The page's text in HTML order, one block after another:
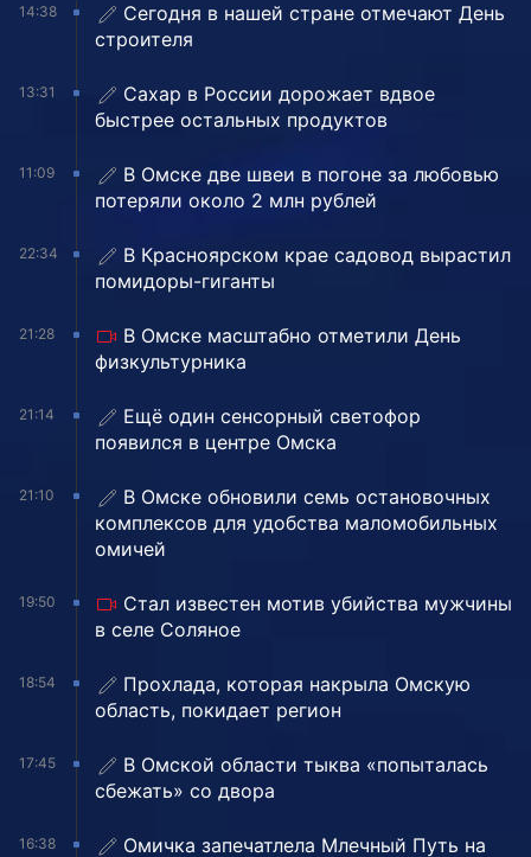
14:38
Сегодня в нашей стране отмечают День
строителя
13:31
Сахар в России дорожает вдвое
быстрее остальных продуктов
11:09
В Омске две швеи в погоне за любовью
потеряли около 2 млн рублей
22:34
В Красноярском крае садовод вырастил
помидоры-гиганты
21:28
В Омске масштабно отметили День
физкультурника
21:14
Ещё один сенсорный светофор
появился в центре Омска
21:10
В Омске обновили семь остановочных
комплексов для удобства маломобильных
омичей
19:50
Стал известен мотив убийства мужчины
в селе Соляное
18:54
Прохлада, которая накрыла Омскую
область, покидает регион
17:45
В Омской области тыква «попыталась
сбежать» со двора
16:38
Омичка запечатлела Млечный Путь на